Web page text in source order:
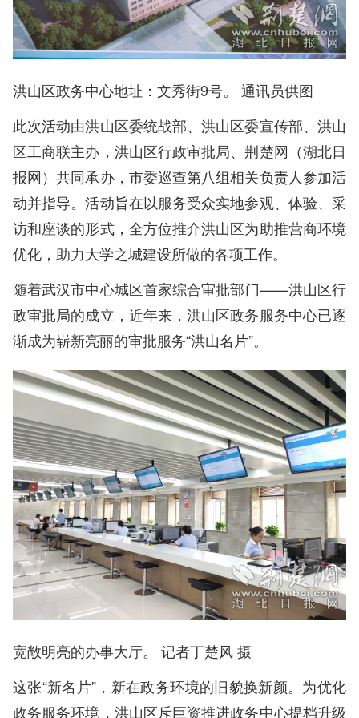
洪山区政务中心地址：文秀街9号。 通讯员供图
此次活动由洪山区委统战部、洪山区委宣传部、洪山
区工商联主办，洪山区行政审批局、荆楚网（湖北日
报网）共同承办，市委巡查第八组相关负责人参加活
动并指导。活动旨在以服务受众实地参观、体验、采
访和座谈的形式，全方位推介洪山区为助推营商环境
优化，助力大学之城建设所做的各项工作。
随着武汉市中心城区首家综合审批部门——洪山区行
政审批局的成立，近年来，洪山区政务服务中心已逐
渐成为崭新亮丽的审批服务“洪山名片”。
宽敞明亮的办事大厅。 记者丁楚风 摄
这张“新名片”，新在政务环境的旧貌换新颜。为优化
政务服务环境，洪山区斥巨资推进政务中心提档升级